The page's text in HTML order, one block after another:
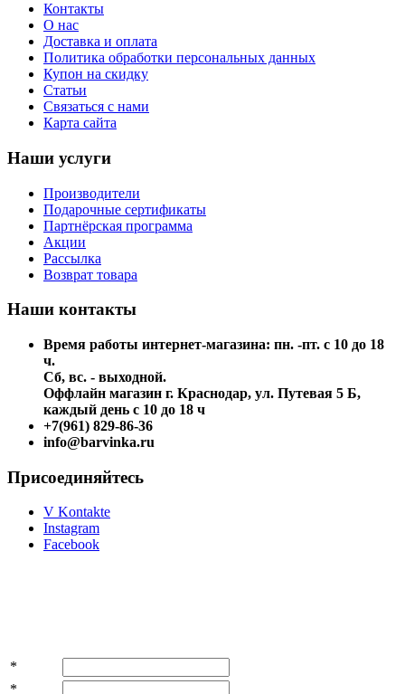
Контакты
О нас
Доставка и оплата
Политика обработки персональных данных
Купон на скидку
Статьи
Связаться с нами
Карта сайта
Наши услуги
Производители
Подарочные сертификаты
Партнёрская программа
Акции
Рассылка
Возврат товара
Наши контакты
Время работы интернет-магазина: пн. -пт. с 10 до 18
ч.
Сб, вс. - выходной.
Оффлайн магазин г. Краснодар, ул. Путевая 5 Б,
каждый день с 10 до 18 ч
+7(961) 829-86-36
info@barvinka.ru
Присоединяйтесь
V Kontakte
Instagram
Facebook
*
*